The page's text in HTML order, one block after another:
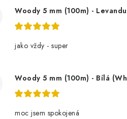
jako vždy - super
moc jsem spokojená